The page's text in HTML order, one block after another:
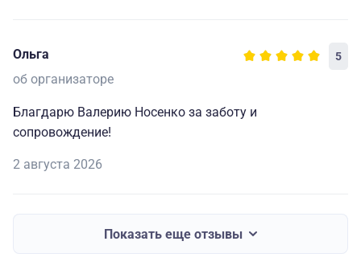
Ольга 5
об организаторе
Благдарю Валерию Носенко за заботу и
сопровождение!
2 августа 2026
Показать еще отзывы